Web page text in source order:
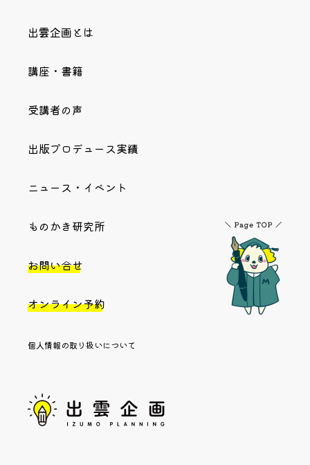
出雲企画とは
講座・書籍
受講者の声
出版プロデュース実績
ニュース・イベント
ものかき研究所
お問い合せ
オンライン予約
個人情報の取り扱いについて